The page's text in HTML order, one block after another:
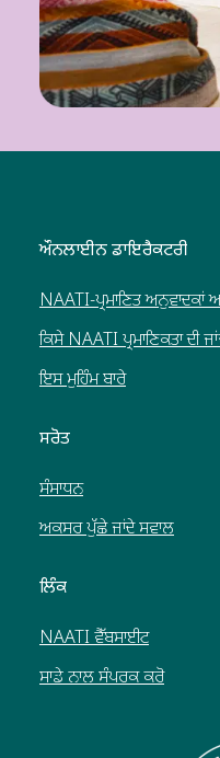
ਔਨਲਾਈਨ ਡਾਇਰੈਕਟਰੀ
NAATI-ਪ੍ਰਮਾਣਿਤ ਅਨੁਵਾਦਕਾਂ
ਕਿਸੇ NAATI ਪ੍ਰਮਾਣਿਕਤਾ ਦੀ
ਇਸ ਮੁਹਿੰਮ ਬਾਰੇ
ਸਰੋਤ
ਸੰਸਾਧਨ
ਅਕਸਰ ਪੁੱਛੇ ਜਾਂਦੇ ਸਵਾਲ
ਲਿੰਕ
NAATI ਵੈੱਬਸਾਈਟ
ਸਾਡੇ ਨਾਲ ਸੰਪਰਕ ਕਰੋ